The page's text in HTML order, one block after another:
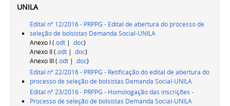
UNILA
Edital nº 12/2016 - PRPPG - Edital de abertura do processo de
seleção de bolsistas Demanda Social-UNILA
Anexo I (.odt | .doc)
Anexo II (.odt | .doc)
Anexo III (.odt | .doc)
Edital nº 22/2016 - PRPPG - Retificação do edital de abertura do
processo de seleção de bolsistas Demanda Social-UNILA
Edital nº 23/2016 - PRPPG - Homologação das inscrições -
Processo de seleção de bolsistas Demanda Social-UNILA